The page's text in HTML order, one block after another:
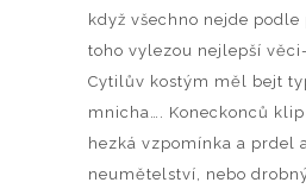
když všechno nejde
toho vylezou nejlepší
Cytilův kostým měl bejt
mnicha…. Koneckonců
hezká vzpomínka a prdel
neumětelství, nebo